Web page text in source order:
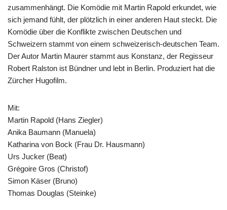
zusammenhängt. Die Komödie mit Martin Rapold erkundet, wie
sich jemand fühlt, der plötzlich in einer anderen Haut steckt. Die
Komödie über die Konflikte zwischen Deutschen und
Schweizern stammt von einem schweizerisch-deutschen Team.
Der Autor Martin Maurer stammt aus Konstanz, der Regisseur
Robert Ralston ist Bündner und lebt in Berlin. Produziert hat die
Zürcher Hugofilm.
Mit:
Martin Rapold (Hans Ziegler)
Anika Baumann (Manuela)
Katharina von Bock (Frau Dr. Hausmann)
Urs Jucker (Beat)
Grégoire Gros (Christof)
Simon Käser (Bruno)
Thomas Douglas (Steinke)